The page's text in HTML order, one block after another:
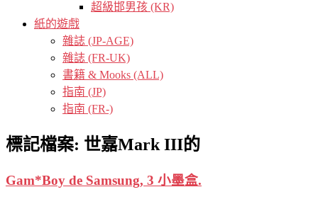
超級邯男孩 (KR)
紙的遊戲
雜誌 (JP-AGE)
雜誌 (FR-UK)
書籍 & Mooks (ALL)
指南 (JP)
指南 (FR-)
標記檔案: 世嘉Mark III的
Gam*Boy de Samsung, 3 小墨盒.